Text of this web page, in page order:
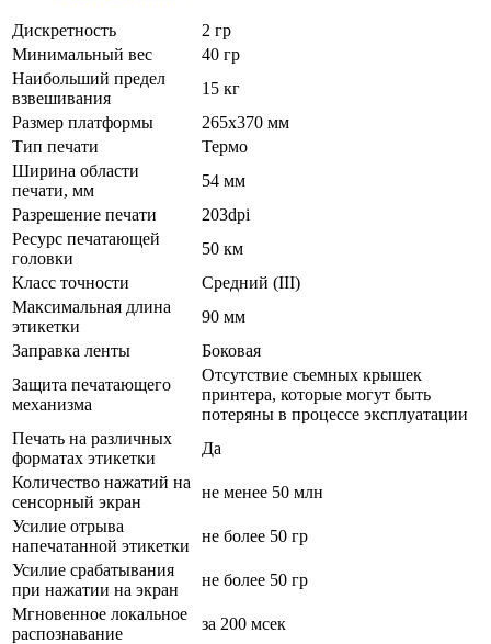
Дискретность
2 гр
Минимальный вес
40 гр
Наибольший предел
взвешивания
15 кг
Размер платформы
265х370 мм
Тип печати
Термо
Ширина области
печати, мм
54 мм
Разрешение печати
203dpi
Ресурс печатающей
головки
50 км
Класс точности
Средний (III)
Максимальная длина
этикетки
90 мм
Заправка ленты
Боковая
Защита печатающего
механизма
Отсутствие съемных крышек
принтера, которые могут быть
потеряны в процессе эксплуатации
Печать на различных
форматах этикетки
Да
Количество нажатий на
сенсорный экран
не менее 50 млн
Усилие отрыва
напечатанной этикетки
не более 50 гр
Усилие срабатывания
при нажатии на экран
не более 50 гр
Мгновенное локальное
распознавание
за 200 мсек